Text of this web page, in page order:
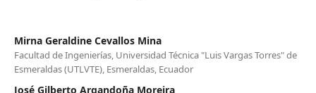
Mirna Geraldine Cevallos Mina
Facultad de Ingenierías, Universidad Técnica "Luis Vargas Torres" de
Esmeraldas (UTLVTE), Esmeraldas, Ecuador
José Gilberto Argandoña Moreira